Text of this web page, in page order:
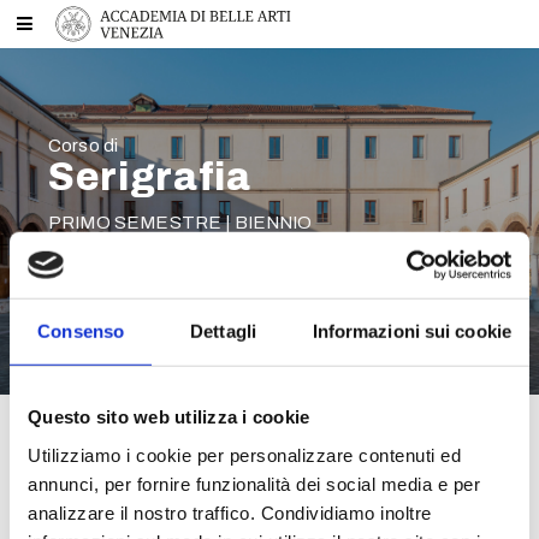
Consenso Dettagli Informazioni sui cookie
Questo sito web utilizza i cookie
Utilizziamo i cookie per personalizzare contenuti ed
annunci, per fornire funzionalità dei social media e per
analizzare il nostro traffico. Condividiamo inoltre
Corso di
Serigrafia
PRIMO SEMESTRE | BIENNIO
DOCENTE
STEFANO MANCINI
Materiale